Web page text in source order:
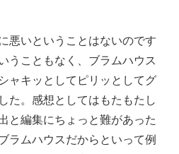
悪いということはないのです
うこともなく、ブラムハウス
ャキッとしてピリッとしてグ
た。感想としてはもたもたし
と編集にちょっと難があった
ラムハウスだからといって例